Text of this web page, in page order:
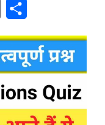
p
y
L
i
a
r
e